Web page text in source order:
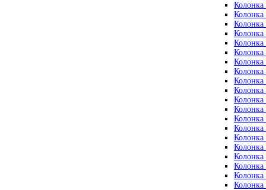
Колонка
Колонка
Колонка
Колонка
Колонка
Колонка
Колонка
Колонка
Колонка
Колонка
Колонка
Колонка
Колонка
Колонка
Колонка
Колонка
Колонка
Колонка
Колонка
Колонка